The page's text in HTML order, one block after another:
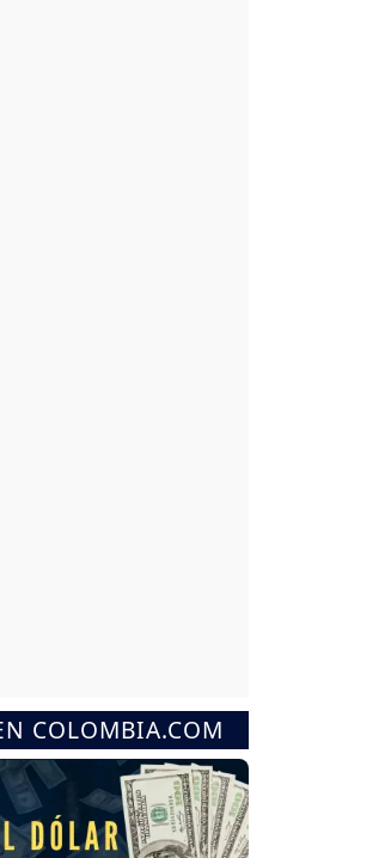
COLOMBIA.COM